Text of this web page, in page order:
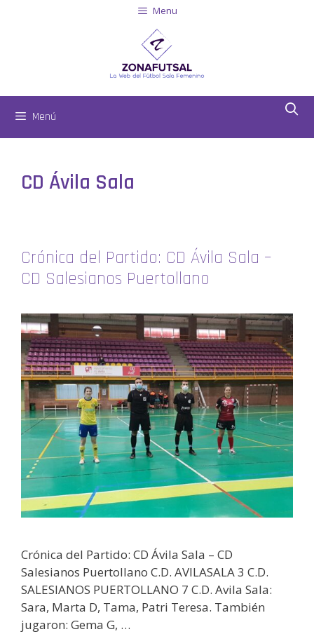
Menu
Menú
CD Ávila Sala
Crónica del Partido: CD Ávila Sala –
CD Salesianos Puertollano
Crónica del Partido: CD Ávila Sala – CD
Salesianos Puertollano C.D. AVILASALA 3 C.D.
SALESIANOS PUERTOLLANO 7 C.D. Avila Sala:
Sara, Marta D, Tama, Patri Teresa. También
jugaron: Gema G, …